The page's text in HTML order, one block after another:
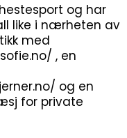
og har
like i nærheten av
med
, en
og en
for private